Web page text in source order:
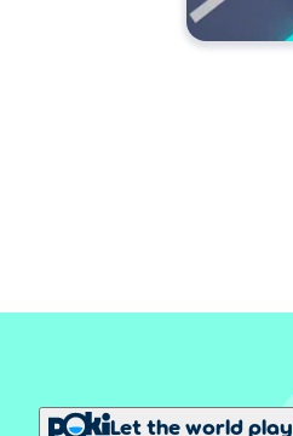
Let the world play